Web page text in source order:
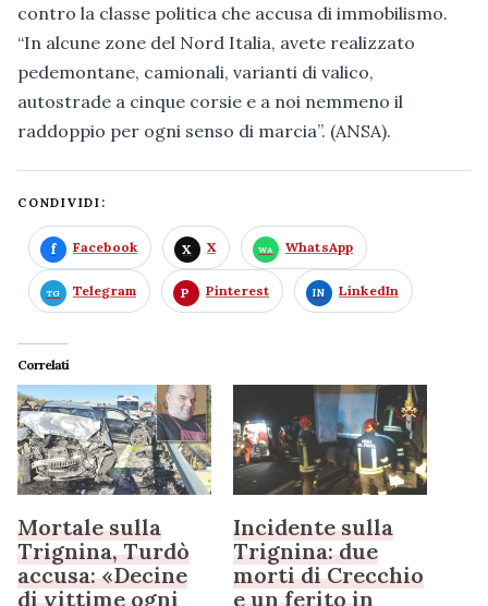
contro la classe politica che accusa di immobilismo.
“In alcune zone del Nord Italia, avete realizzato
pedemontane, camionali, varianti di valico,
autostrade a cinque corsie e a noi nemmeno il
raddoppio per ogni senso di marcia”. (ANSA).
CONDIVIDI:
Facebook X WhatsApp
Telegram Pinterest LinkedIn
Correlati
Mortale sulla
Trignina, Turdò
accusa: «Decine
di vittime ogni
Incidente sulla
Trignina: due
morti di Crecchio
e un ferito in